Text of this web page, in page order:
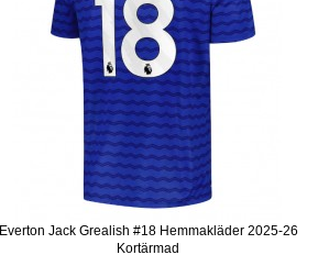
Everton Jack Grealish #18 Hemmakläder 2025-26
Kortärmad